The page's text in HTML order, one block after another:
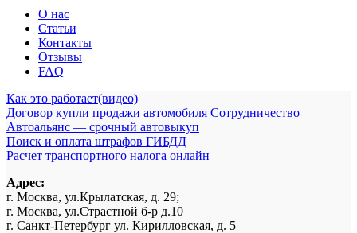
О нас
Статьи
Контакты
Отзывы
FAQ
Как это работает(видео)
Договор купли продажи автомобиля Сотрудничество
Автоальянс — срочный автовыкуп
Поиск и оплата штрафов ГИБДД
Расчет транспортного налога онлайн
Адрес:
г. Москва, ул.Крылатская, д. 29;
г. Москва, ул.Страстной б-р д.10
г. Санкт-Петербург ул. Кирилловская, д. 5